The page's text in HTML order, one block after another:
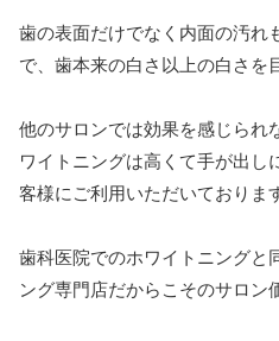
歯の表面だけでなく内面の汚れ
で、歯本来の白さ以上の白さを
他のサロンでは効果を感じられ
ワイトニングは高くて手が出し
客様にご利用いただいておりま
歯科医院でのホワイトニングと
ング専門店だからこそのサロン